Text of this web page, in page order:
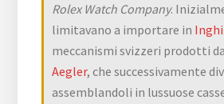
Rolex Watch Company.
limitavano a importare in
meccanismi svizzeri prodotti da
Aegler, che successivamente
assemblandoli in lussuose